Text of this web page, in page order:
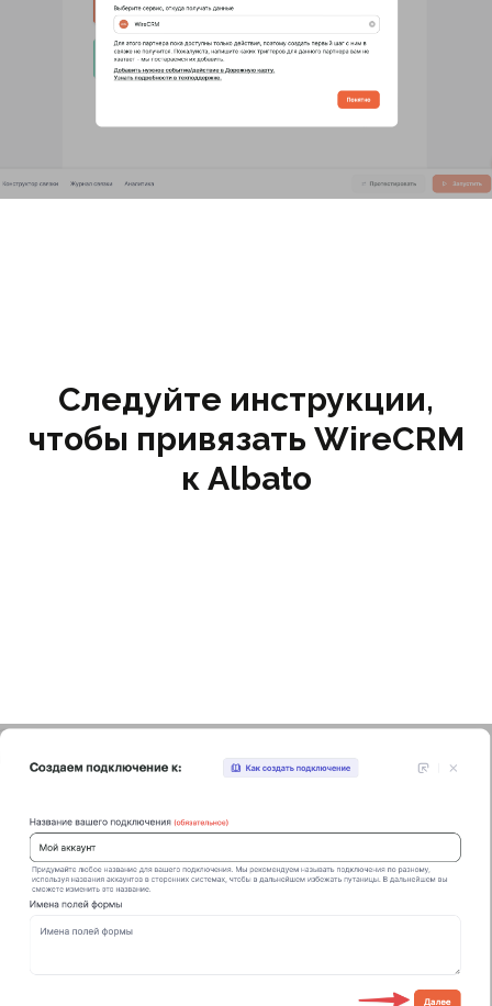
Следуйте инструкции,
чтобы привязать WireCRM
к Albato